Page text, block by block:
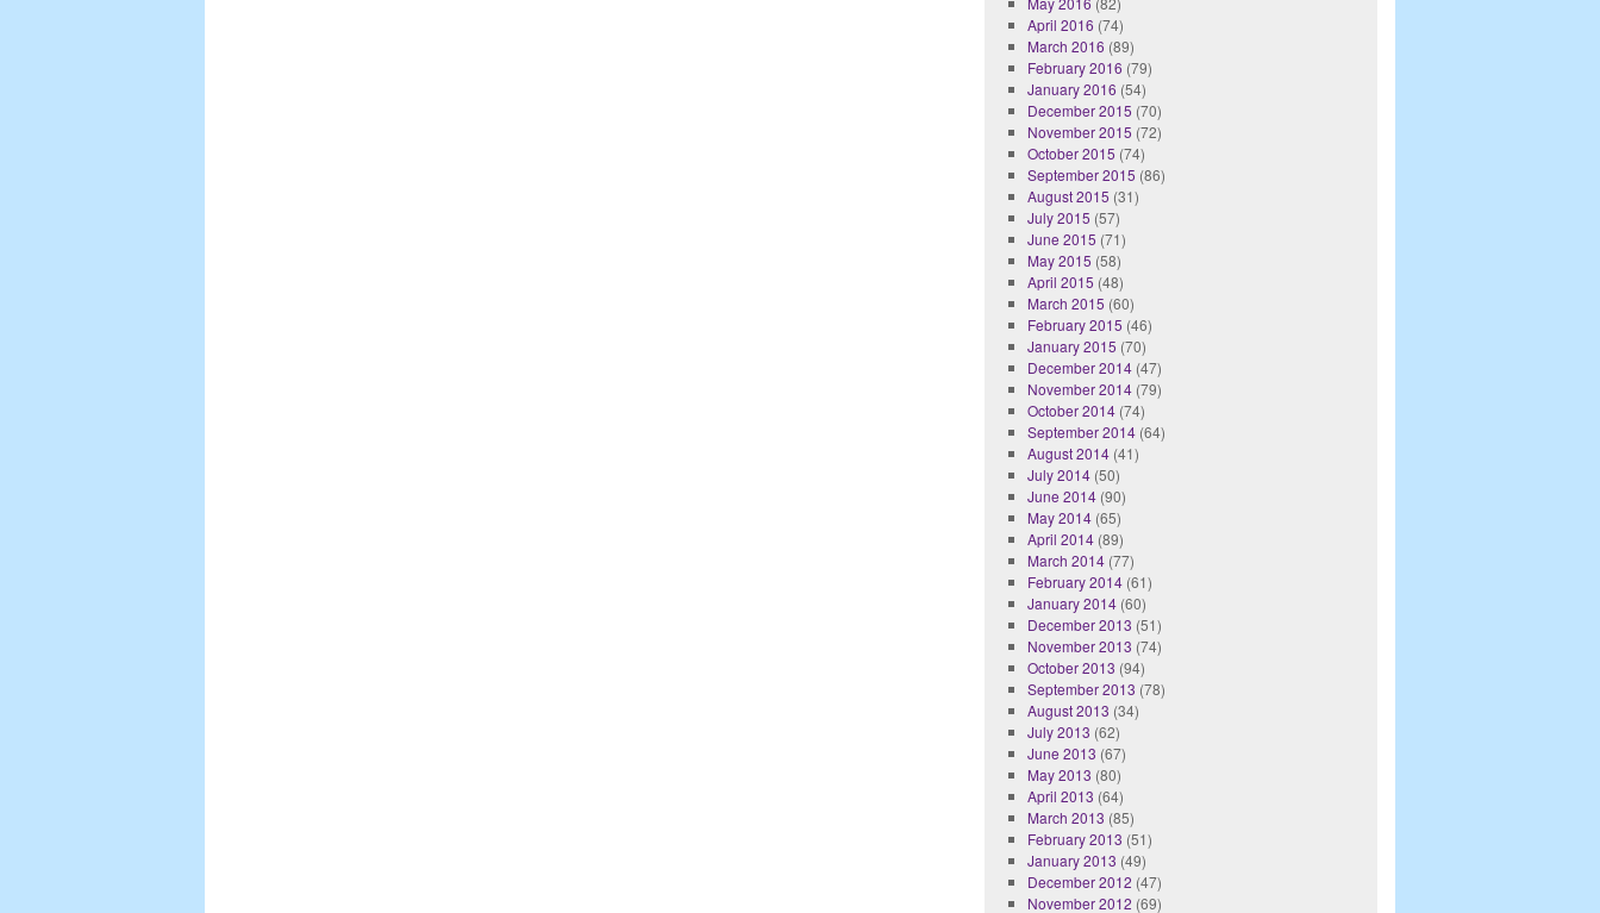
April 2016 (74)
March 2016 (89)
February 2016 (79)
January 2016 (54)
December 2015 (70)
November 2015 (72)
October 2015 (74)
September 2015 (86)
August 2015 (31)
July 2015 (57)
June 2015 (71)
May 2015 (58)
April 2015 (48)
March 2015 (60)
February 2015 (46)
January 2015 (70)
December 2014(47)
November 2014(79)
October 2014(74)
September 2014(64)
August 2014(41)
July 2014(50)
June 2014(90)
May 2014(65)
April 2014(89)
March 2014(77)
February 2014(61)
January 2014(60)
December 2013 (51)
November 2013 (74)
October 2013 (94)
September 2013 (78)
August 2013 (34)
July 2013 (62)
June 2013 (67)
May 2013 (80)
April 2013 (64)
March 2013 (85)
February 2013 (51)
January 2013 (49)
December 2012 (47)
November 2012 (69)